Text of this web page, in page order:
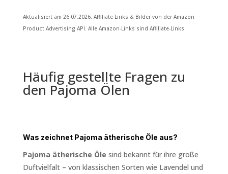
Aktualisiert am 26.07.2026. Affiliate Links & Bilder von der Amazon
Product Advertising API. Alle Amazon-Links sind Affiliate-Links.
Häufig gestellte Fragen zu
den Pajoma Ölen
Was zeichnet Pajoma ätherische Öle aus?
Pajoma ätherische Öle sind bekannt für ihre große
Duftvielfalt – von klassischen Sorten wie Lavendel und